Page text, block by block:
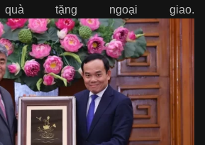
tặng ngoại giao.